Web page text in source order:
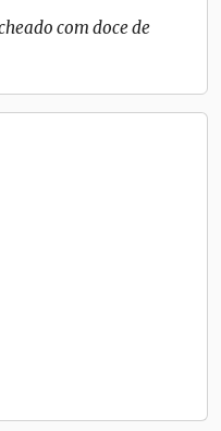
com doce de